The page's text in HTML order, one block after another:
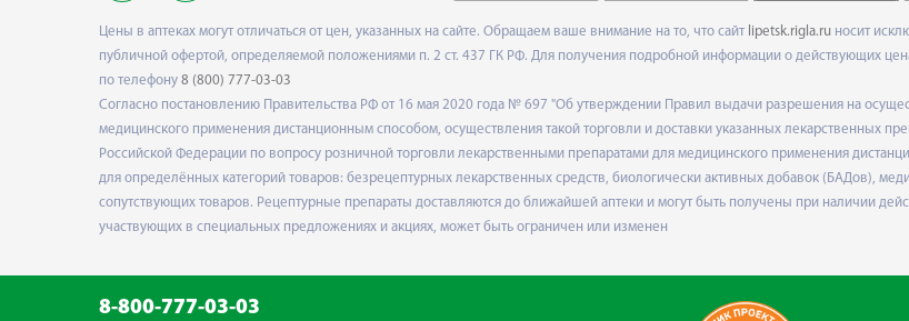
Цены в аптеках могут отличаться от цен, указанных на сайте. Обращаем ваше внимание на то, что сайт lipetsk.rigla.ru носит
публичной офертой, определяемой положениями п. 2 ст. 437 ГК РФ. Для получения подробной информации о действующих
по телефону 8 (800) 777-03-03
Согласно постановлению Правительства РФ от 16 мая 2020 года № 697 "Об утверждении Правил выдачи разрешения на
медицинского применения дистанционным способом, осуществления такой торговли и доставки указанных лекарственных
Российской Федерации по вопросу розничной торговли лекарственными препаратами для медицинского применения
для определённых категорий товаров: безрецептурных лекарственных средств, биологически активных добавок (БАДов),
сопутствующих товаров. Рецептурные препараты доставляются до ближайшей аптеки и могут быть получены при наличии
участвующих в специальных предложениях и акциях, может быть ограничен или изменен
8-800-777-03-03